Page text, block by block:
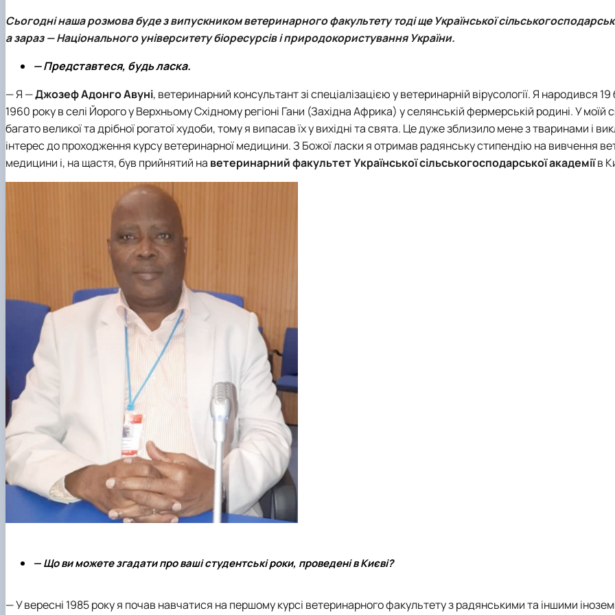
Навчально-методична комісія
Рада роботодавців
Адміністрація
Кодекс поведінки лікаря ветеринарної медицини
Наші випускники
Почесні доктори та професори НУБіП України рекомендовані вченою радою факультет…
Вони нагороджені відзнакою "За заслуги перед факультетом ветеринарної медицини …
Скринька довіри
Вибіркові дисципліни "Ветеринарна медицина"
Проведення відкритих лекцій
Вступ 2018 рік
Інформація для студентів
Виробнича практика
Фізіології хребетних і фармакології
Сьогодні наша розмова буде з випускником ветеринарного факультету тоді ще Української
а зараз — Національного університету біоресурсів і природокористування України.
— Представтеся, будь ласка.
— Я —Джозеф Адонго Авуні, ветеринарний консультант зі спеціалізацією у ветеринарній вірусології. Я народився
1960 року в селі Йорого у Верхньому Східному регіоні Гани (Західна Африка) у селянській фермерській родині. У моїй
багато великої та дрібної рогатої худоби, тому я випасав їх у вихідні та свята. Це дуже зблизило мене з тваринами і
інтерес до проходження курсу ветеринарної медицини. З Божої ласки я отримав радянську стипендію на вивчення
медицини і, на щастя, був прийнятий на ветеринарний факультетУкраїнської сільськогосподарської академіїв
— Що ви можете згадати про ваші студентські роки, проведені в Києві?
— У вересні 1985 року я почав навчатися на першому курсі ветеринарного факультету з радянськими та іншими